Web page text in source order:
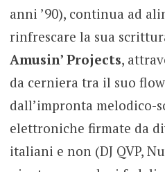
anni ’90), continua ad
rinfrescare la sua
Amusin’ Projects,
da cerniera tra il suo
dall’impronta melodico-
elettroniche firmate da
italiani e non (DJ QVP,